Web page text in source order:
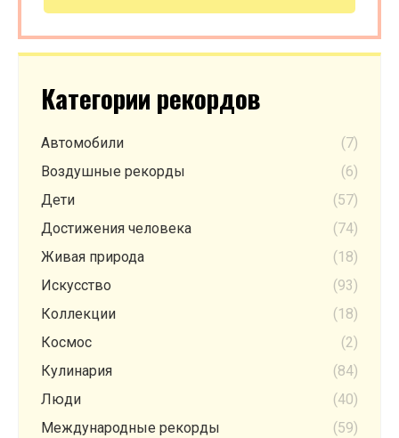
Категории рекордов
Автомобили
(7)
Воздушные рекорды
(6)
Дети
(57)
Достижения человека
(74)
Живая природа
(18)
Искусство
(93)
Коллекции
(18)
Космос
(2)
Кулинария
(84)
Люди
(40)
Международные рекорды
(59)